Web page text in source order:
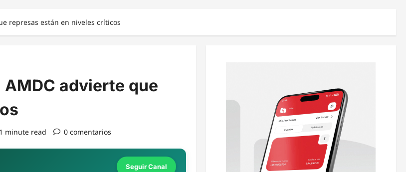
represas están en niveles críticos
advierte que
1 minute read 0 comentarios
Seguir Canal